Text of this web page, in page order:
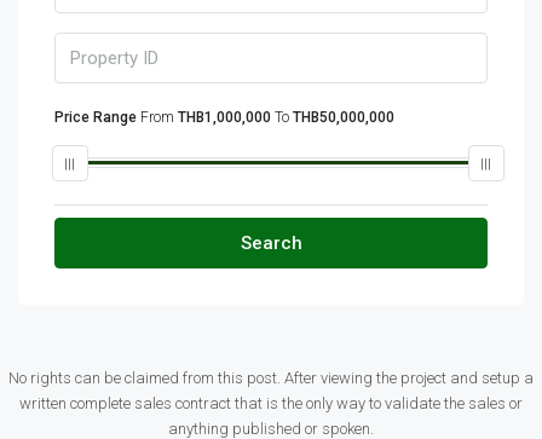
Price Range From THB1,000,000 To THB50,000,000
Search
No rights can be claimed from this post. After viewing the project and setup a
written complete sales contract that is the only way to validate the sales or
anything published or spoken.